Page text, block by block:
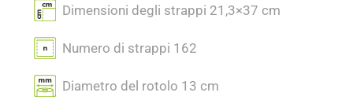
Dimensioni degli strappi 21,3×37 cm
Numero di strappi 162
Diametro del rotolo 13 cm